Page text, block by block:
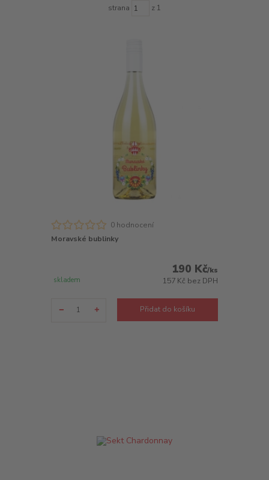
strana z 1
0 hodnocení
Moravské bublinky
190 Kč/ks
157 Kč bez DPH
skladem
Přidat do košíku